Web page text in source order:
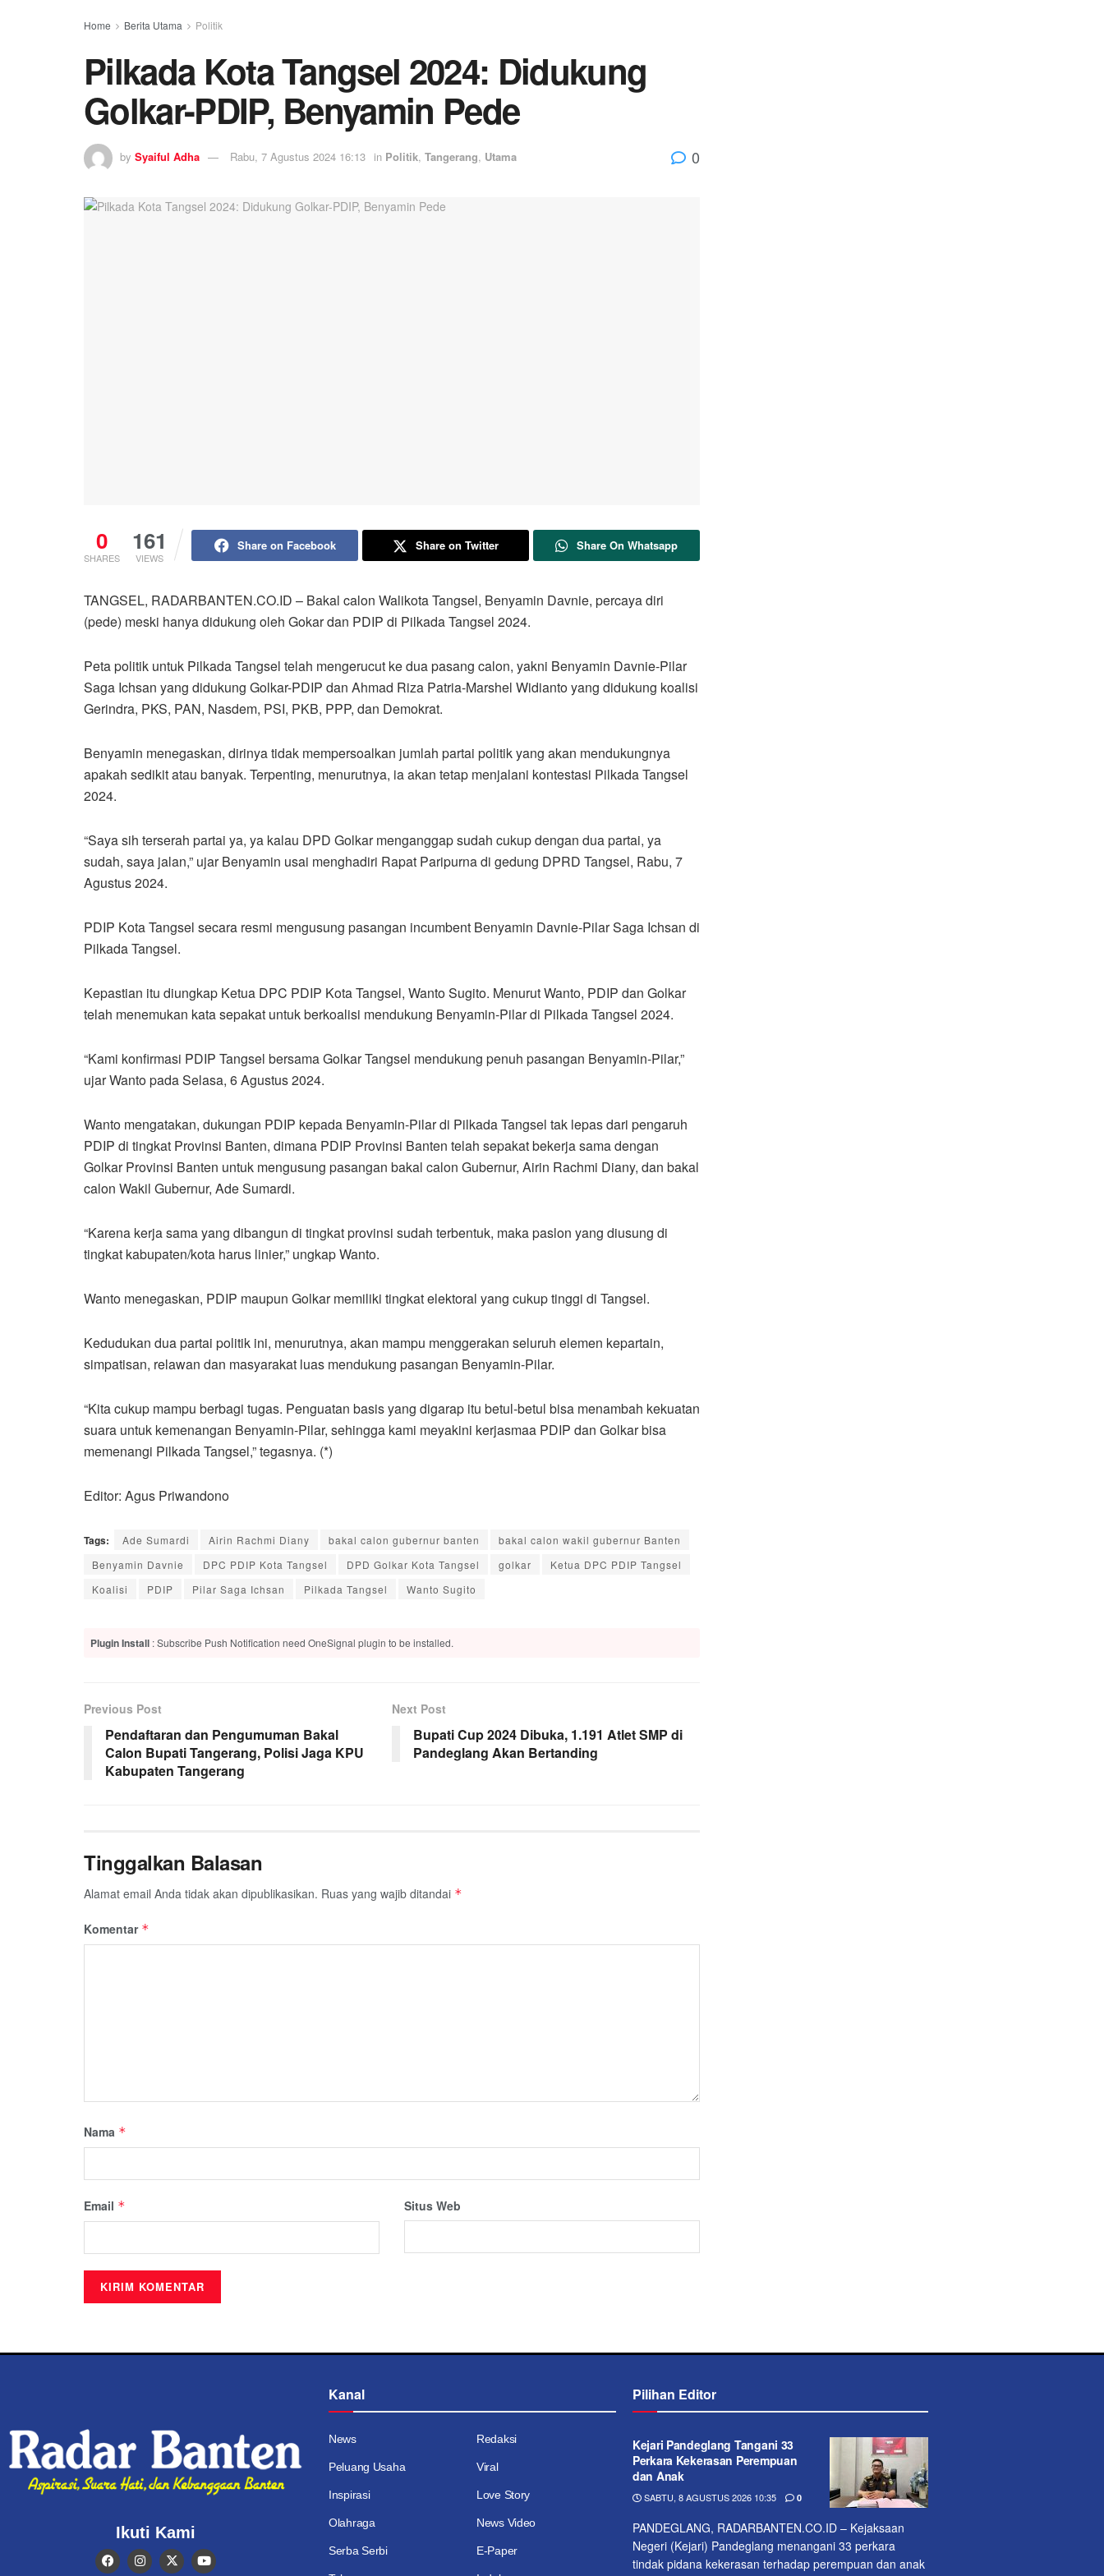
Home Berita Utama Politik
Pilkada Kota Tangsel 2024: Didukung
Golkar-PDIP, Benyamin Pede
by Syaiful Adha Rabu, 7 Agustus 2024 16:13 in Politik, Tangerang, Utama 0
0
SHARES
161
VIEWS
Share on Facebook Share on Twitter Share On Whatsapp
TANGSEL, RADARBANTEN.CO.ID – Bakal calon Walikota Tangsel, Benyamin Davnie, percaya diri
(pede) meski hanya didukung oleh Gokar dan PDIP di Pilkada Tangsel 2024.
Peta politik untuk Pilkada Tangsel telah mengerucut ke dua pasang calon, yakni Benyamin Davnie-Pilar
Saga Ichsan yang didukung Golkar-PDIP dan Ahmad Riza Patria-Marshel Widianto yang didukung koalisi
Gerindra, PKS, PAN, Nasdem, PSI, PKB, PPP, dan Demokrat.
Benyamin menegaskan, dirinya tidak mempersoalkan jumlah partai politik yang akan mendukungnya
apakah sedikit atau banyak. Terpenting, menurutnya, ia akan tetap menjalani kontestasi Pilkada Tangsel
2024.
“Saya sih terserah partai ya, ya kalau DPD Golkar menganggap sudah cukup dengan dua partai, ya
sudah, saya jalan,” ujar Benyamin usai menghadiri Rapat Paripurna di gedung DPRD Tangsel, Rabu, 7
Agustus 2024.
PDIP Kota Tangsel secara resmi mengusung pasangan incumbent Benyamin Davnie-Pilar Saga Ichsan di
Pilkada Tangsel.
Kepastian itu diungkap Ketua DPC PDIP Kota Tangsel, Wanto Sugito. Menurut Wanto, PDIP dan Golkar
telah menemukan kata sepakat untuk berkoalisi mendukung Benyamin-Pilar di Pilkada Tangsel 2024.
“Kami konfirmasi PDIP Tangsel bersama Golkar Tangsel mendukung penuh pasangan Benyamin-Pilar,”
ujar Wanto pada Selasa, 6 Agustus 2024.
Wanto mengatakan, dukungan PDIP kepada Benyamin-Pilar di Pilkada Tangsel tak lepas dari pengaruh
PDIP di tingkat Provinsi Banten, dimana PDIP Provinsi Banten telah sepakat bekerja sama dengan
Golkar Provinsi Banten untuk mengusung pasangan bakal calon Gubernur, Airin Rachmi Diany, dan bakal
calon Wakil Gubernur, Ade Sumardi.
“Karena kerja sama yang dibangun di tingkat provinsi sudah terbentuk, maka paslon yang diusung di
tingkat kabupaten/kota harus linier,” ungkap Wanto.
Wanto menegaskan, PDIP maupun Golkar memiliki tingkat elektoral yang cukup tinggi di Tangsel.
Kedudukan dua partai politik ini, menurutnya, akan mampu menggerakan seluruh elemen kepartain,
simpatisan, relawan dan masyarakat luas mendukung pasangan Benyamin-Pilar.
“Kita cukup mampu berbagi tugas. Penguatan basis yang digarap itu betul-betul bisa menambah kekuatan
suara untuk kemenangan Benyamin-Pilar, sehingga kami meyakini kerjasmaa PDIP dan Golkar bisa
memenangi Pilkada Tangsel,” tegasnya. (*)
Editor: Agus Priwandono
Tags: Ade Sumardi Airin Rachmi Diany bakal calon gubernur banten
bakal calon wakil gubernur Banten
Benyamin Davnie
DPC PDIP Kota Tangsel DPD Golkar Kota Tangsel golkar
Ketua DPC PDIP Tangsel
Koalisi
PDIP Pilar Saga Ichsan Pilkada Tangsel Wanto Sugito
Plugin Install : Subscribe Push Notification need OneSignal plugin to be installed.
Previous Post
Pendaftaran dan Pengumuman Bakal
Calon Bupati Tangerang, Polisi Jaga KPU
Kabupaten Tangerang
Next Post
Bupati Cup 2024 Dibuka, 1.191 Atlet SMP di
Pandeglang Akan Bertanding
Tinggalkan Balasan
Alamat email Anda tidak akan dipublikasikan. Ruas yang wajib ditandai *
Komentar *
Nama *
Email * Situs Web
Ikuti Kami
Kanal
News Redaksi
Peluang Usaha Viral
Inspirasi Love Story
Olahraga News Video
Serba Serbi E-Paper
Pilihan Editor
Kejari Pandeglang Tangani 33
Perkara Kekerasan Perempuan
dan Anak
SABTU, 8 AGUSTUS 2026 10:35 0
PANDEGLANG, RADARBANTEN.CO.ID – Kejaksaan
Negeri (Kejari) Pandeglang menangani 33 perkara
tindak pidana kekerasan terhadap perempuan dan anak